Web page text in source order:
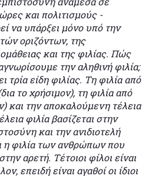
και πολιτισμούς -
να υπάρξει μόνο υπό την
οριζόντων, της
και της φιλίας. Πώς
την αληθινή φιλία;
τρία είδη φιλίας. Τη φιλία από
το χρήσιμον), τη φιλία από
και την αποκαλούμενη τέλεια
φιλία βασίζεται στην
και την ανιδιοτελή
η φιλία των ανθρώπων που
αρετή. Τέτοιοι φίλοι είναι
επειδή είναι αγαθοί οι ίδιοι